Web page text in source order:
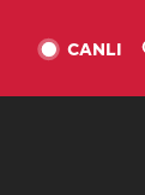
CANLI